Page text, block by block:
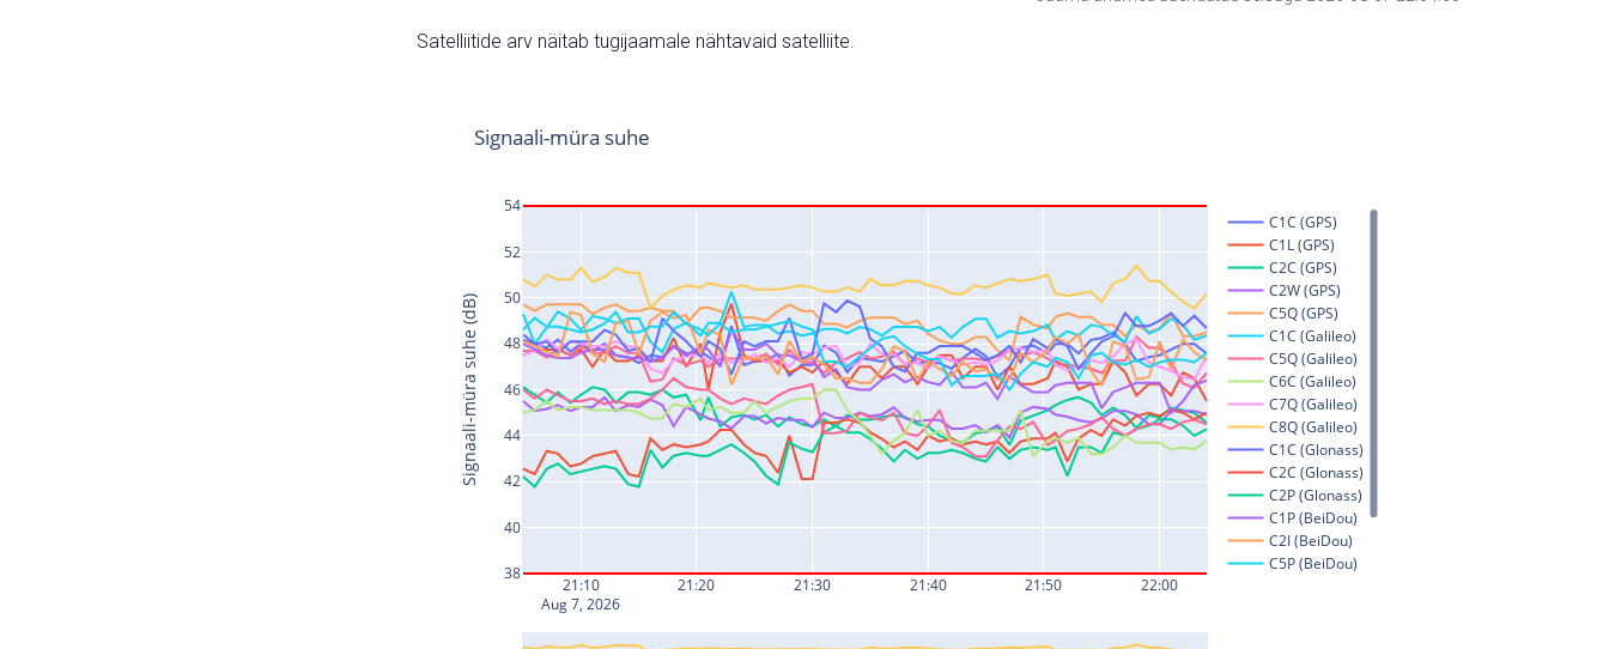
Satelliitide arv näitab tugijaamale nähtavaid satelliite.